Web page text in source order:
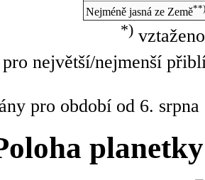
Nejméně jasná ze Země**)
*)
největší/nejmenší
pro období od 6.